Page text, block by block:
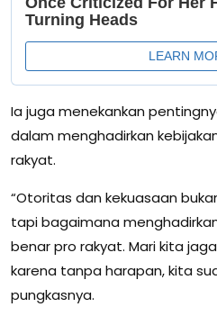
Ia juga menekankan
dalam menghadirkan
rakyat.
“Otoritas dan kekuasaan
tapi bagaimana
benar pro rakyat. Mari kita
karena tanpa harapan, kita
pungkasnya.